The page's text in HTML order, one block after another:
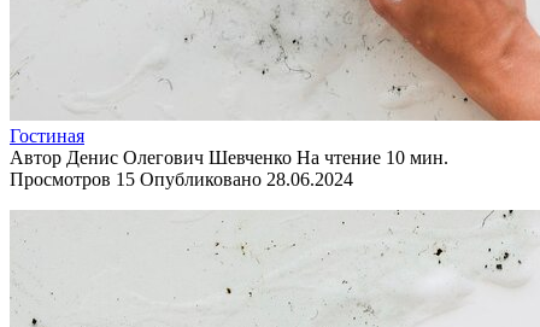
Гостиная
Автор Денис Олегович Шевченко На чтение 10 мин.
Просмотров 15 Опубликовано 28.06.2024